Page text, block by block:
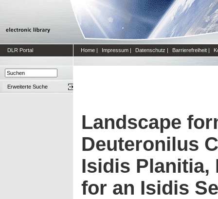
DLR Portal Home | Impressum | Datenschutz | Barrierefreiheit |
Erweiterte Suche
Landscape
Deuteronilus
Isidis Planitia,
for an Isidis